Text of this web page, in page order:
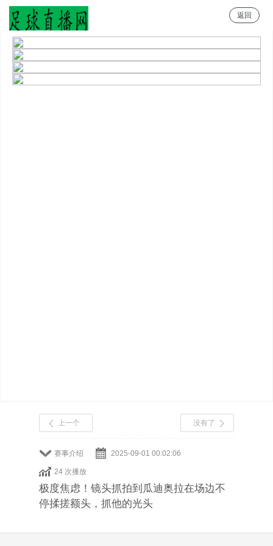
足球直播网
返回
赛事介绍 2025-09-01 00:02:06
24 次播放
上一个 没有了
极度焦虑！镜头抓拍到瓜迪奥拉在场边不
停揉搓额头，抓他的光头